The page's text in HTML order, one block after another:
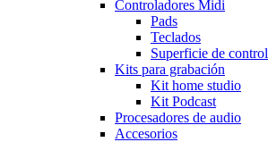
Controladores Midi
Pads
Teclados
Superficie de control
Kits para grabación
Kit home studio
Kit Podcast
Procesadores de audio
Accesorios